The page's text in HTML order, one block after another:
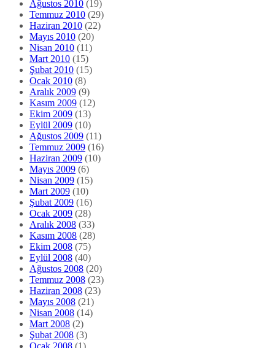
Kasım 2009(12)
Ekim 2009(13)
Eylül 2009(10)
Ağustos 2009(11)
Temmuz 2009(16)
Haziran 2009 (10)
Mayıs 2009(6)
Nisan 2009(15)
Mart 2009(10)
Şubat 2009(16)
Ocak 2009 (28)
Aralık 2008(33)
Kasım 2008(28)
Ekim 2008(75)
Eylül 2008(40)
Ağustos 2008 (20)
Temmuz 2008(23)
Haziran 2008 (23)
Mayıs 2008(21)
Nisan 2008(14)
Mart 2008(2)
Şubat 2008(3)
Ocak 2008 (1)
Aralık 2007(1)
Ekim 2007(4)
Eylül 2007(12)
Ağustos 2007(8)
Temmuz 2007 (2)
Nisan 2007(1)
Aralık 2006(1)
Kasım 2006(1)